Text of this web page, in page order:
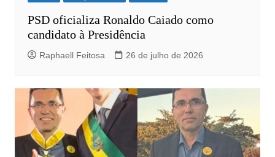
PSD oficializa Ronaldo Caiado como
candidato à Presidência
Raphaell Feitosa 26 de julho de 2026